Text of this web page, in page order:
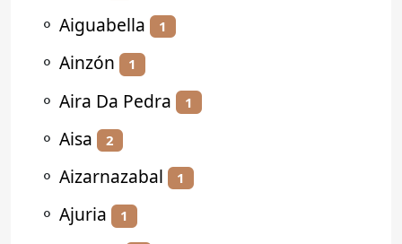
⚬ Aiguabella 1
⚬ Ainzón 1
⚬ Aira Da Pedra 1
⚬ Aisa 2
⚬ Aizarnazabal 1
⚬ Ajuria 1